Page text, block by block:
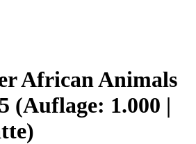
African Animals
(Auflage: 1.000 |